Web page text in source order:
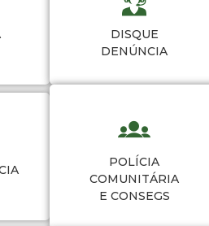
DISQUE
DENÚNCIA
POLÍCIA
COMUNITÁRIA
E CONSEGS